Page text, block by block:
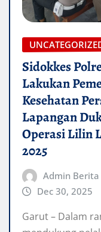
Sidokkes
Lakukan
Kesehatan
Lapangan
Operasi Lilin
2025
Admin Berita
Dec 30, 2025
Garut – Dalam